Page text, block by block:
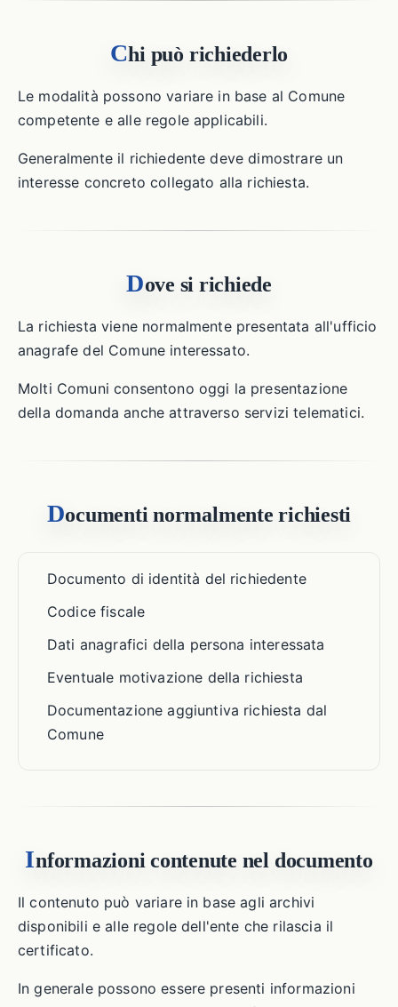
Chi può richiederlo
Le modalità possono variare in base al Comune
competente e alle regole applicabili.
Generalmente il richiedente deve dimostrare un
interesse concreto collegato alla richiesta.
Dove si richiede
La richiesta viene normalmente presentata all'ufficio
anagrafe del Comune interessato.
Molti Comuni consentono oggi la presentazione
della domanda anche attraverso servizi telematici.
Documenti normalmente richiesti
Documento di identità del richiedente
Codice fiscale
Dati anagrafici della persona interessata
Eventuale motivazione della richiesta
Documentazione aggiuntiva richiesta dal
Comune
Informazioni contenute nel documento
Il contenuto può variare in base agli archivi
disponibili e alle regole dell'ente che rilascia il
certificato.
In generale possono essere presenti informazioni